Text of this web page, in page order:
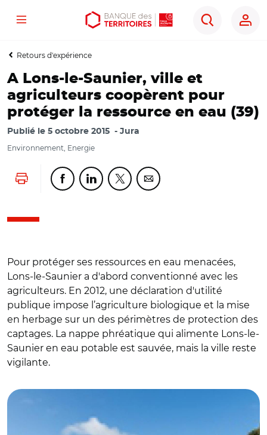
Aller
contenu
Aller
menu
Ouvrir
outils
Menu
Rechercher
Retours d'expérience
A Lons-le-Saunier, ville et
agriculteurs coopèrent pour
protéger la ressource en eau (39)
Publié le 5 octobre 2015 Jura
Environnement, Energie
Lancer l'impressionPartager cette page sur Facebook
Partager cette page sur Linkedin
Partager cette page sur Twitter
Partager cette page sur
Pour protéger ses ressources en eau menacées,
Lons-le-Saunier a d'abord conventionné avec les
agriculteurs. En 2012, une déclaration d'utilité
publique impose l’agriculture biologique et la mise
en herbage sur un des périmètres de protection des
captages. La nappe phréatique qui alimente Lons-le-
Saunier en eau potable est sauvée, mais la ville reste
vigilante.